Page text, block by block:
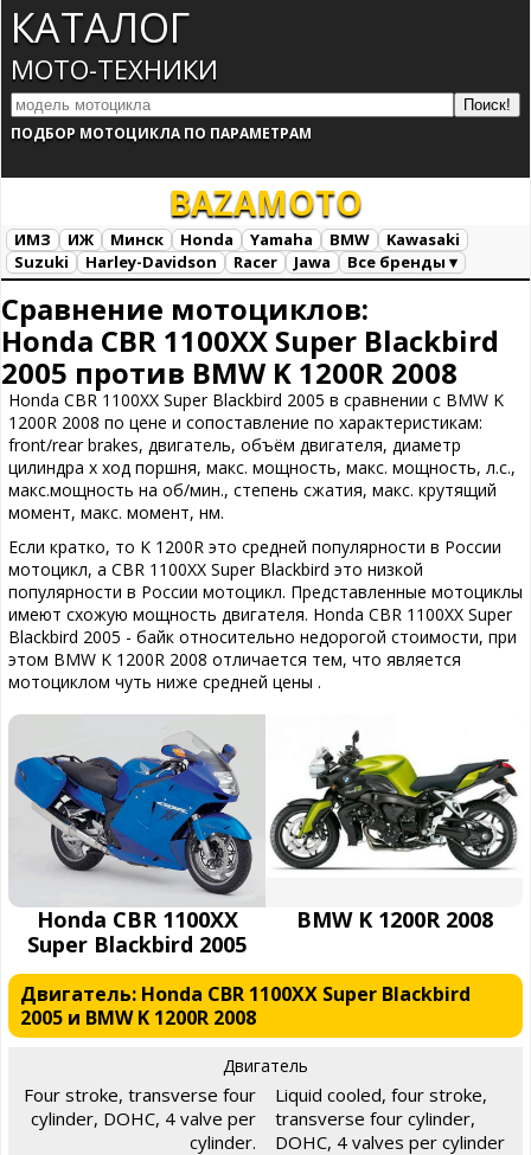
КАТАЛОГ
МОТО-ТЕХНИКИ
ПОДБОР МОТОЦИКЛА ПО ПАРАМЕТРАМ
BAZAMOTO
ИМЗ ИЖ Минск Honda Yamaha BMW
Kawasaki
Suzuki
Harley-Davidson Racer Jawa
Все бренды ▾
Сравнение мотоциклов:
Honda CBR 1100XX Super Blackbird
2005 против BMW K 1200R 2008
Honda CBR 1100XX Super Blackbird 2005 в сравнении с BMW K
1200R 2008 по цене и сопоставление по характеристикам:
front/rear brakes, двигатель, объём двигателя, диаметр
цилиндра х ход поршня, макс. мощность, макс. мощность, л.с.,
макс.мощность на об/мин., степень сжатия, макс. крутящий
момент, макс. момент, нм.
Если кратко, то K 1200R это средней популярности в России
мотоцикл, а CBR 1100XX Super Blackbird это низкой
популярности в России мотоцикл. Представленные мотоциклы
имеют схожую мощность двигателя. Honda CBR 1100XX Super
Blackbird 2005 - байк относительно недорогой стоимости, при
этом BMW K 1200R 2008 отличается тем, что является
мотоциклом чуть ниже средней цены .
Honda CBR 1100XX
Super Blackbird 2005
BMW K 1200R 2008
Двигатель: Honda CBR 1100XX Super Blackbird
2005 и BMW K 1200R 2008
Двигатель
Four stroke, transverse four
cylinder, DOHC, 4 valve per
cylinder.
Liquid cooled, four stroke,
transverse four cylinder,
DOHC, 4 valves per cylinder